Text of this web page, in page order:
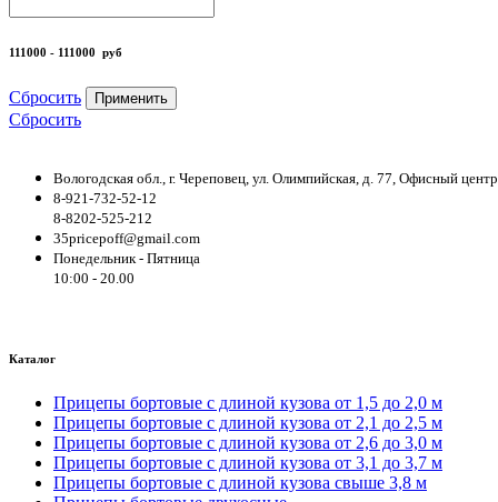
111000 - 111000 руб
Сбросить Применить
Сбросить
Вологодская обл., г. Череповец, ул. Олимпийская, д. 77, Офисный
8-921-732-52-12
8-8202-525-212
35pricepoff@gmail.com
Понедельник - Пятница
10:00 - 20.00
Каталог
Прицепы бортовые с длиной кузова от 1,5 до 2,0 м
Прицепы бортовые с длиной кузова от 2,1 до 2,5 м
Прицепы бортовые с длиной кузова от 2,6 до 3,0 м
Прицепы бортовые с длиной кузова от 3,1 до 3,7 м
Прицепы бортовые с длиной кузова свыше 3,8 м